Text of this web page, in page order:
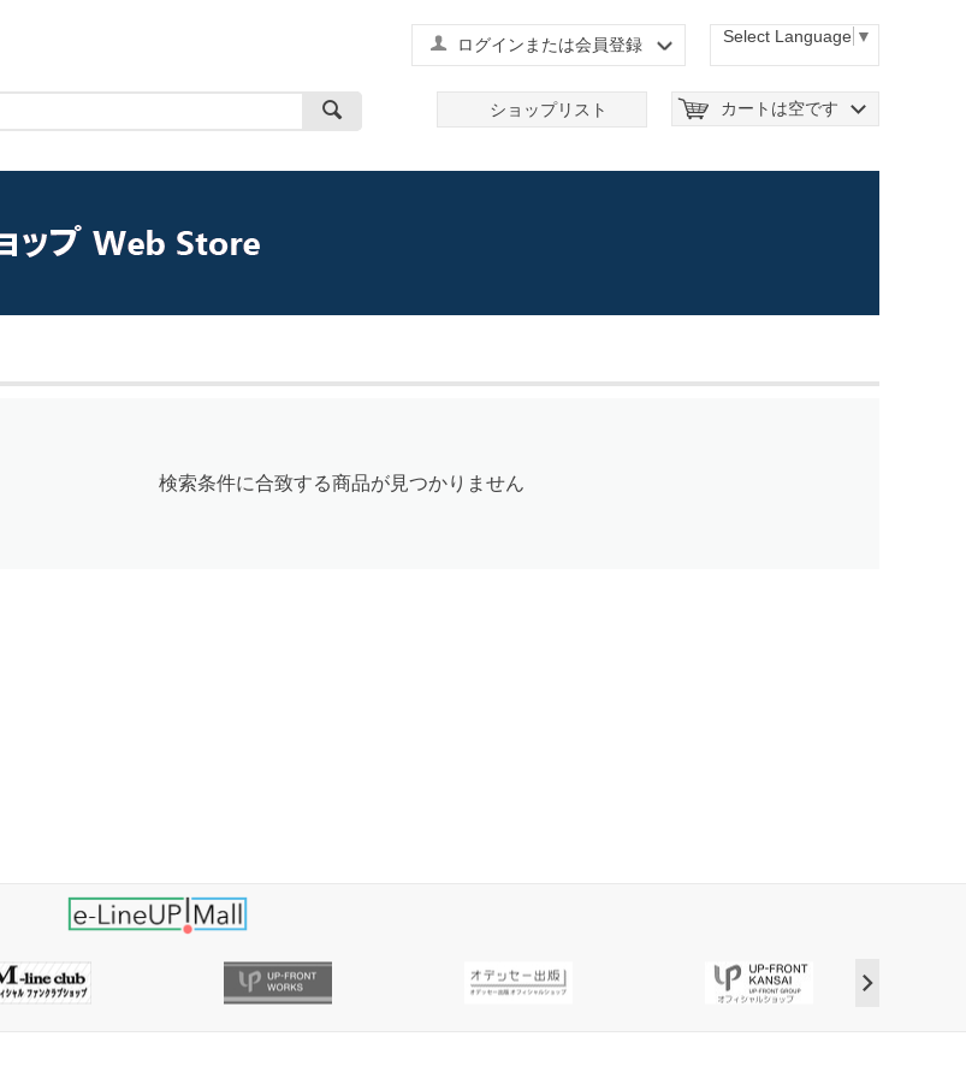
Select Language ▼
ログインまたは会員登録
カートは空です
ショップリスト
検索条件に合致する商品が見つかりません